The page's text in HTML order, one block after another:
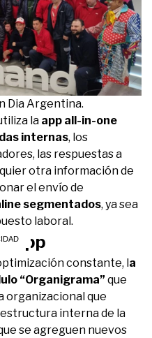
Dia Argentina.
la app all-in-one
internas, los
las respuestas a
otra información de
el envío de
segmentados, ya sea
laboral.
app
constante, la
“Organigrama” que
organizacional que
interna de la
se agreguen nuevos